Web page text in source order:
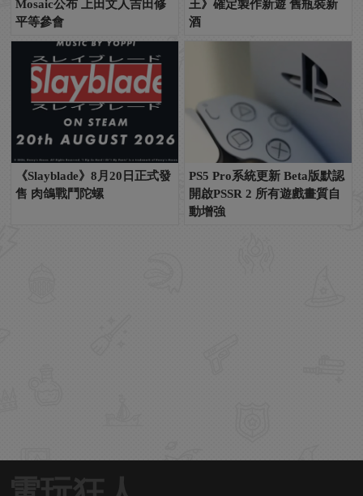
Mosaic公布 上田文人吉田修
平等參會
王》確定製作新遊 舊瓶裝新
酒
《Slayblade》8月20日正式發
售 肉鴿戰鬥陀螺
PS5 Pro系統更新 Beta版默認
開啟PSSR 2 所有遊戲畫質自
動增強